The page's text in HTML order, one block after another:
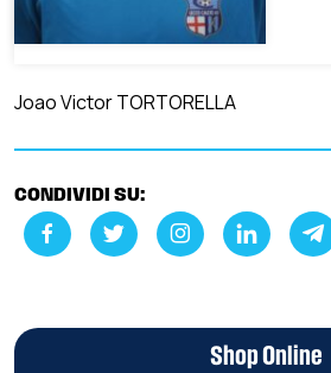
Joao Victor TORTORELLA
CONDIVIDI SU:
Shop Online